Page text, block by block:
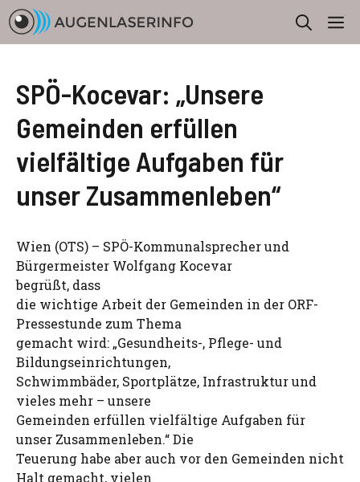
Zum
Inhalt
springen
SPÖ-Kocevar: „Unsere
Gemeinden erfüllen
vielfältige Aufgaben für
unser Zusammenleben“
Wien (OTS) – SPÖ-Kommunalsprecher und
Bürgermeister Wolfgang Kocevar
begrüßt, dass
die wichtige Arbeit der Gemeinden in der ORF-
Pressestunde zum Thema
gemacht wird: „Gesundheits-, Pflege- und
Bildungseinrichtungen,
Schwimmbäder, Sportplätze, Infrastruktur und
vieles mehr – unsere
Gemeinden erfüllen vielfältige Aufgaben für
unser Zusammenleben.“ Die
Teuerung habe aber auch vor den Gemeinden nicht
Halt gemacht, vielen